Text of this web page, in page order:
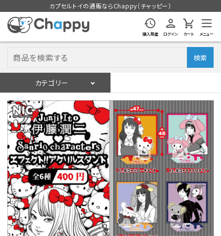
カプセルトイの通販ならChappy（チャッピー）
購入履歴 ログイン カート メニュー
検索
カテゴリー
ログイン 会員登録
入荷スケジュールをチェック
カプセルトイマシン本体
カプセルトイ
販促用空カプセル